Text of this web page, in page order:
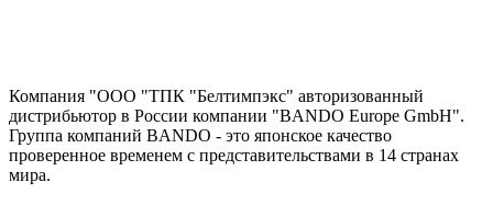
Компания "ООО "ТПК "Белтимпэкс" авторизованный
дистрибьютор в России компании "BANDO Europe GmbH".
Группа компаний BANDO - это японское качество
проверенное временем с представительствами в 14 странах
мира.